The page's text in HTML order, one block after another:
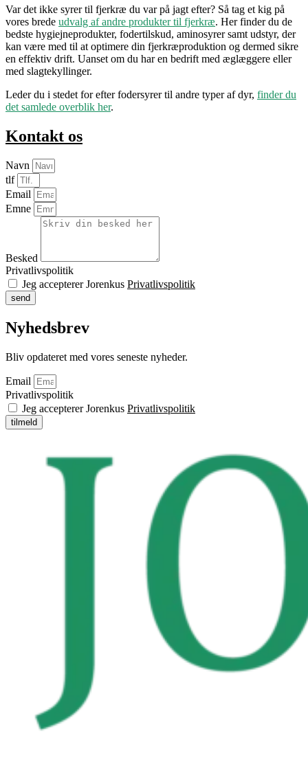
Var det ikke syrer til fjerkræ du var på jagt efter? Så tag et kig på
vores brede udvalg af andre produkter til fjerkræ. Her finder du de
bedste hygiejneprodukter, fodertilskud, aminosyrer samt udstyr, der
kan være med til at optimere din fjerkræproduktion og dermed sikre
en effektiv drift. Uanset om du har en bedrift med æglæggere eller
med slagtekyllinger.
Leder du i stedet for efter fodersyrer til andre typer af dyr, finder du
det samlede overblik her.
Kontakt os
Navn
tlf
Email
Emne
Besked
Privatlivspolitik
Jeg accepterer Jorenkus Privatlivspolitik
send
Nyhedsbrev
Bliv opdateret med vores seneste nyheder.
Email
Privatlivspolitik
Jeg accepterer Jorenkus Privatlivspolitik
tilmeld